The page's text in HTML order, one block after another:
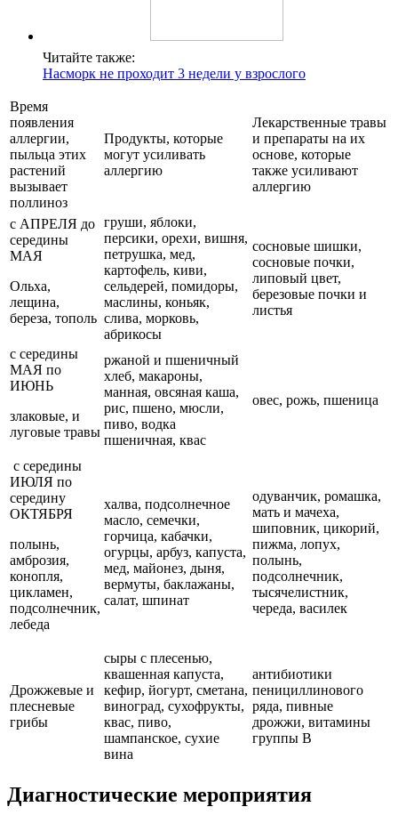
Читайте также:
Насморк не проходит 3 недели у взрослого
Время
появления
аллергии,
пыльца этих
растений
вызывает
поллиноз
Продукты, которые
могут усиливать
аллергию
Лекарственные травы
и препараты на их
основе, которые
также усиливают
аллергию
с АПРЕЛЯ до
середины
МАЯ
Ольха,
лещина,
береза, тополь
груши, яблоки,
персики, орехи, вишня,
петрушка, мед,
картофель, киви,
сельдерей, помидоры,
маслины, коньяк,
слива, морковь,
абрикосы
сосновые шишки,
сосновые почки,
липовый цвет,
березовые почки и
листья
с середины
МАЯ по
ИЮНЬ
злаковые, и
луговые травы
ржаной и пшеничный
хлеб, макароны,
манная, овсяная каша,
рис, пшено, мюсли,
пиво, водка
пшеничная, квас
овес, рожь, пшеница
с середины
ИЮЛЯ по
середину
ОКТЯБРЯ
полынь,
амброзия,
конопля,
цикламен,
подсолнечник,
лебеда
халва, подсолнечное
масло, семечки,
горчица, кабачки,
огурцы, арбуз, капуста,
мед, майонез, дыня,
вермуты, баклажаны,
салат, шпинат
одуванчик, ромашка,
мать и мачеха,
шиповник, цикорий,
пижма, лопух,
полынь,
подсолнечник,
тысячелистник,
череда, василек
Дрожжевые и
плесневые
грибы
сыры с плесенью,
квашенная капуста,
кефир, йогурт, сметана,
виноград, сухофрукты,
квас, пиво,
шампанское, сухие
вина
антибиотики
пенициллинового
ряда, пивные
дрожжи, витамины
группы В
Диагностические мероприятия